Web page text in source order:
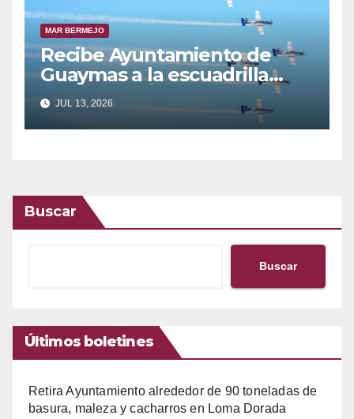
MAR BERMEJO
Recibe Ayuntamiento de
Guaymas a la escuadrilla
acrobática Águilas Aztecas
JUL 13, 2026
Buscar
Buscar
Últimos boletines
Retira Ayuntamiento alrededor de 90 toneladas de
basura, maleza y cacharros en Loma Dorada